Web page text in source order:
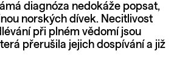
diagnóza nedokáže popsat,
norských dívek. Necitlivost
při plném vědomí jsou
přerušila jejich dospívání a již